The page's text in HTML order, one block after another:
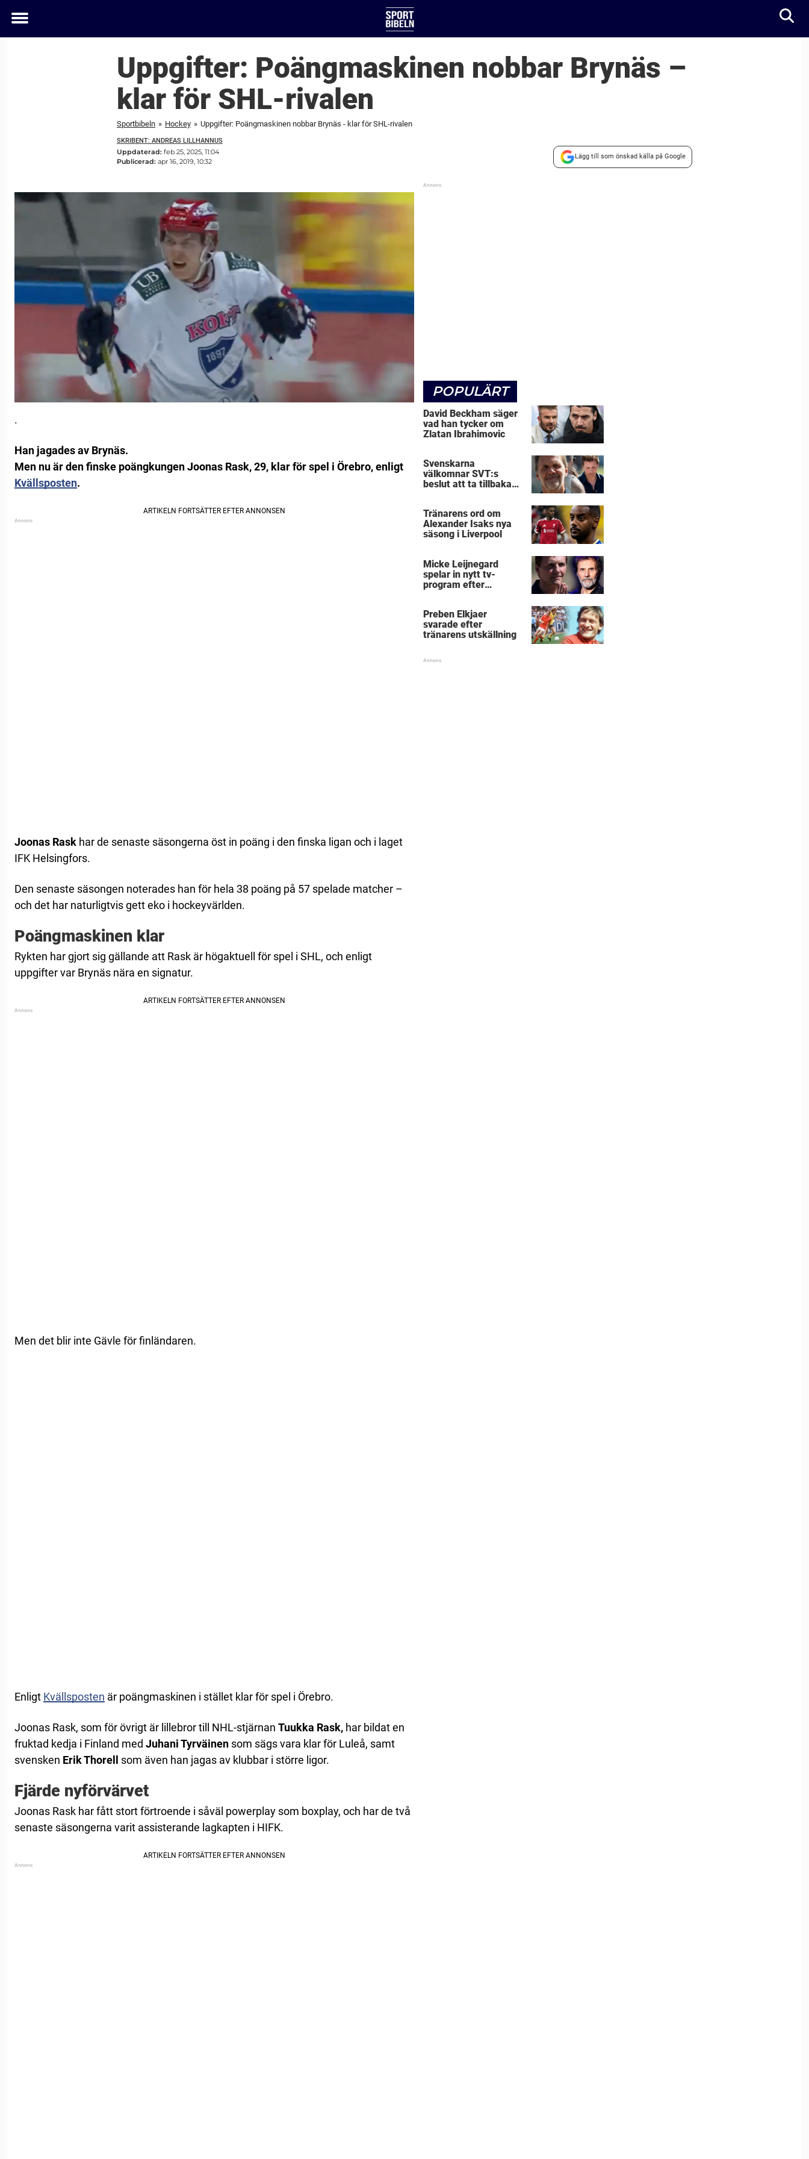
Toggle
Uppgifter: Poängmaskinen nobbar Brynäs –
klar för SHL-rivalen
Sportbibeln » Hockey » Uppgifter: Poängmaskinen nobbar Brynäs - klar för SHL-rivalen
SKRIBENT: ANDREAS LILLHANNUS
Uppdaterad: feb 25, 2025, 11:04
Publicerad: apr 16, 2019, 10:32
Lägg till som önskad källa på Google
.
Han jagades av Brynäs.
Men nu är den finske poängkungen Joonas Rask, 29, klar för spel i Örebro, enligt
Kvällsposten.
Joonas Rask har de senaste säsongerna öst in poäng i den finska ligan och i laget
IFK Helsingfors.
Den senaste säsongen noterades han för hela 38 poäng på 57 spelade matcher –
och det har naturligtvis gett eko i hockeyvärlden.
Poängmaskinen klar
Rykten har gjort sig gällande att Rask är högaktuell för spel i SHL, och enligt
uppgifter var Brynäs nära en signatur.
Men det blir inte Gävle för finländaren.
Enligt Kvällsposten är poängmaskinen i stället klar för spel i Örebro.
Joonas Rask, som för övrigt är lillebror till NHL-stjärnan Tuukka Rask, har bildat en
fruktad kedja i Finland med Juhani Tyrväinen som sägs vara klar för Luleå, samt
svensken Erik Thorell som även han jagas av klubbar i större ligor.
Fjärde nyförvärvet
Joonas Rask har fått stort förtroende i såväl powerplay som boxplay, och har de två
senaste säsongerna varit assisterande lagkapten i HIFK.
POPULÄRT
David Beckham säger
vad han tycker om
Zlatan Ibrahimovic
Svenskarna
välkomnar SVT:s
beslut att ta tillbaka
Tränarens ord om
Alexander Isaks nya
säsong i Liverpool
Micke Leijnegard
spelar in nytt tv-
program efter
Preben Elkjaer
svarade efter
tränarens utskällning